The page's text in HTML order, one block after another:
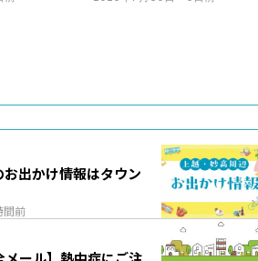
間前
出かけ情報はタウン